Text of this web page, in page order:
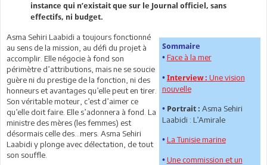
instance qui n’existait que sur le Journal officiel, sans
effectifs, ni budget.
Sommaire
• Face à la mer
• Interview : Une vision
nouvelle
• Portrait : Asma Sehiri
Laabidi : L’Amirale
• La Tunisie marine
• Une commission et un
Asma Sehiri Laabidi a toujours fonctionné
au sens de la mission, au défi du projet à
accomplir. Elle négocie à fond son
périmètre d’attributions, mais ne se soucie
guère ni du prestige de la fonction, ni des
honneurs et avantages qu’elle peut en tirer.
Son véritable moteur, c’est d’aimer ce
qu’elle doit faire. Elle s’adonnera à fond. La
ministre des mères (les femmes) est
désormais celle des…mers. Asma Sehiri
Laabidi y plonge avec délectation, de tout
son souffle.